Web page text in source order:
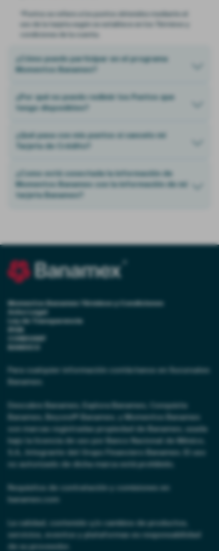
*Puntos se refiere a los puntos obtenidos mediante el
uso de la tarjeta según se establece en los Términos y
¿Cómo puedo participar en el programa
Momentos Banamex?
¿Por qué no puedo redimir los Puntos que
tengo disponibles?
¿Qué pasa con mis puntos si cancelo mi
Tarjeta de Crédito?
¿Como está conectada la información de
Momentos Banamex con la información de mi
tarjeta Banamex?
Momentos Banamex Términos y Condiciones
Aviso Legal
Ley de Transparencia
IPAB
CONDUSEF
BANXICO
Para cualquier información contáctanos en Sucursales
Banamex.
Descubre Banamex, Explora Banamex, Conquista
Banamex, Beyond® Banamex, y Momentos Banamex
son marcas registradas propiedad de Banamex, usada
bajo la licencia de uso por Banco Nacional de México,
S.A., Integrante del Grupo Financiero Banamex. El uso
no autorizado de dicha marca está prohibido.
Requisitos de contratación y comisiones en
banamex.com
La calidad, contenido y/o cambios de productos,
servicios, eventos y plataformas es responsabilidad
de su proveedor.